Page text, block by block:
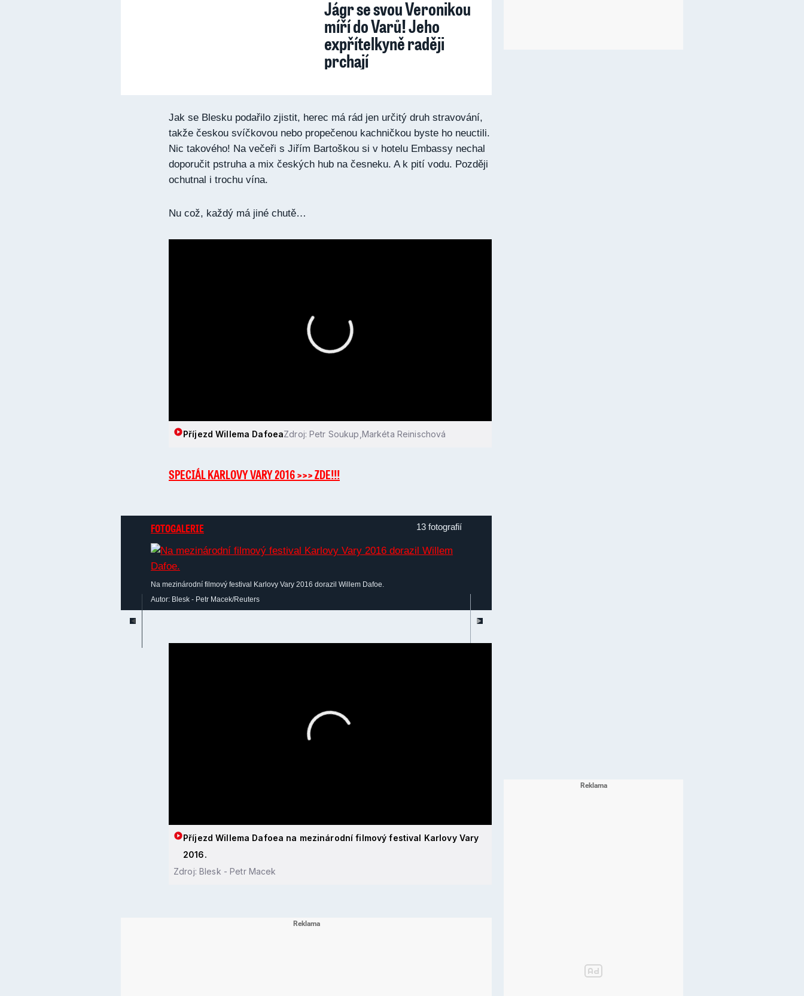
Jágr se svou Veronikou
míří do Varů! Jeho
expřítelkyně raději
prchají
Jak se Blesku podařilo zjistit, herec má rád jen určitý druh stravování,
takže českou svíčkovou nebo propečenou kachničkou byste ho neuctili.
Nic takového! Na večeři s Jiřím Bartoškou si v hotelu Embassy nechal
doporučit pstruha a mix českých hub na česneku. A k pití vodu. Později
ochutnal i trochu vína.
Nu což, každý má jiné chutě…
Příjezd Willema DafoeaZdroj: Petr Soukup,Markéta Reinischová
SPECIÁL KARLOVYVARY2016 >>> ZDE!!!
FOTOGALERIE 13 fotografií
Na mezinárodní filmový festival Karlovy Vary 2016 dorazil Willem Dafoe.
Autor: Blesk - Petr Macek/Reuters
Příjezd Willema Dafoea na mezinárodní filmový festival Karlovy Vary
2016.
Zdroj: Blesk - Petr Macek